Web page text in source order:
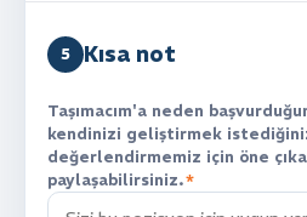
5 Kısa not
Taşımacım'a neden
kendinizi geliştirmek
değerlendirmemiz için öne
paylaşabilirsiniz.*